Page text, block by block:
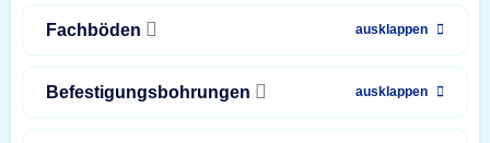
Fachböden ausklappen
Befestigungsbohrungen ausklappen